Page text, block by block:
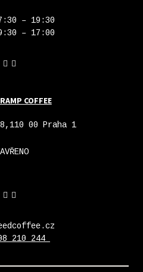
– 19:30
– 17:00
COFFEE
00 Praha 1
210 244